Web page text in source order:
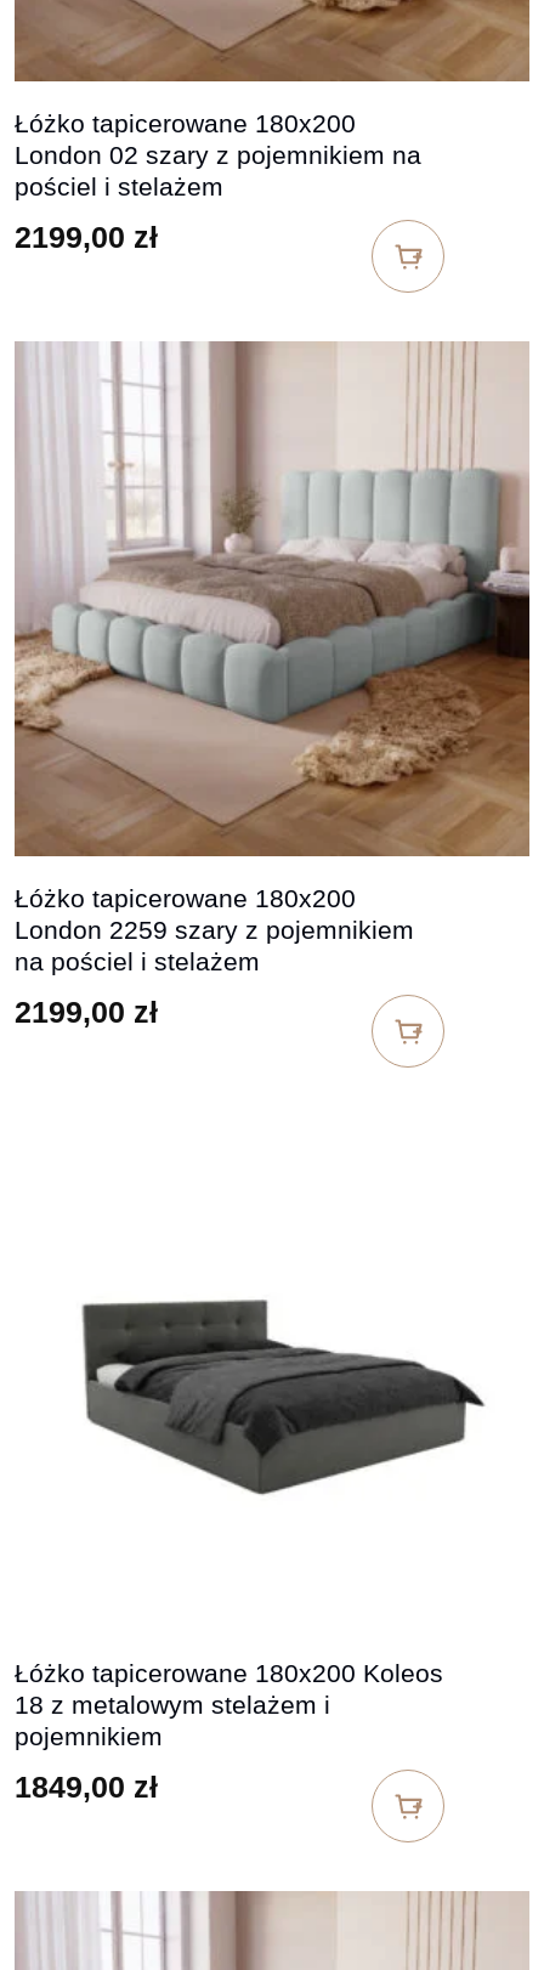
Łóżko tapicerowane 180x200
London 02 szary z pojemnikiem na
pościel i stelażem
2199,00 zł
Łóżko tapicerowane 180x200
London 2259 szary z pojemnikiem
na pościel i stelażem
2199,00 zł
Łóżko tapicerowane 180x200 Koleos
18 z metalowym stelażem i
pojemnikiem
1849,00 zł